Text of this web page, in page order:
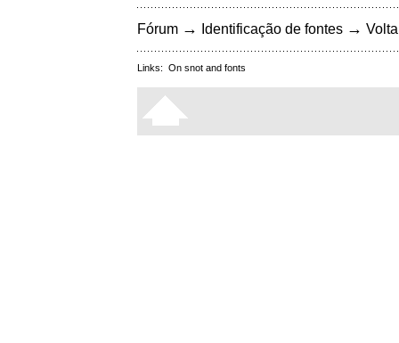
Fórum → Identificação de fontes →
Links: On snot and fonts